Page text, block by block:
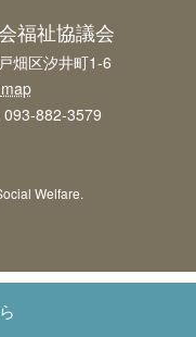
福祉協議会
畑区汐井町1-6
map
882-3579
Welfare.